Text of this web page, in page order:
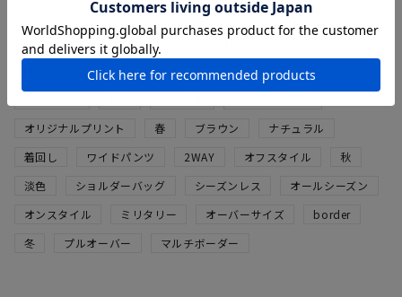
大人カジュアル
低身長 カットソー
大人ナチュラル
Tシャツ
ナチュラルコーデ きれいめカジュアル
ブラック コットン
シンプルコーデ
オリジナルプリント
春 ブラウン
ナチュラル
着回し
ワイドパンツ 2WAY オフスタイル
秋
淡色
ショルダーバッグ シーズンレス
オールシーズン
オンスタイル
ミリタリー オーバーサイズ
border
冬
プルオーバー マルチボーダー